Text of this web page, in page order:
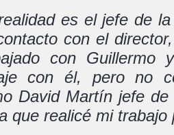
es el jefe de
con el
con Guillermo
con él, pero no
David Martín jefe
que realicé mi trabajo